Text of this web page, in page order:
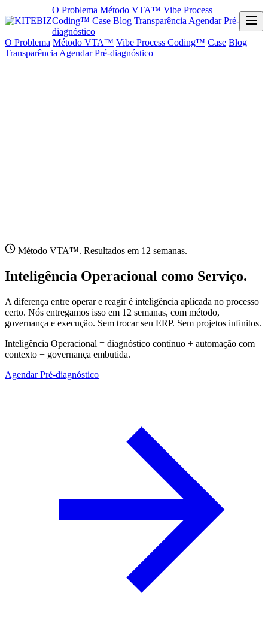
O Problema Método VTA™ Vibe Process
Coding™ Case Blog Transparência Agendar Pré-
diagnóstico
O Problema Método VTA™ Vibe Process Coding™ Case Blog
Transparência Agendar Pré-diagnóstico
Método VTA™. Resultados em 12 semanas.
Inteligência Operacional como Serviço.
A diferença entre operar e reagir é inteligência aplicada no processo
certo. Nós entregamos isso em 12 semanas, com método,
governança e execução. Sem trocar seu ERP. Sem projetos infinitos.
Inteligência Operacional = diagnóstico contínuo + automação com
contexto + governança embutida.
Agendar Pré-diagnóstico